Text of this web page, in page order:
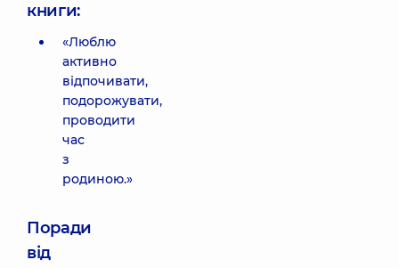
книги:
«Люблю
активно
відпочивати,
подорожувати,
проводити
час
з
родиною.»
Поради
від